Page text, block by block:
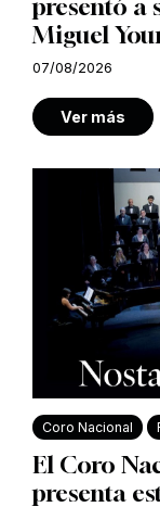
presentó a
Miguel
07/08/2026
Ver más
Coro Nacional
El Coro
presenta